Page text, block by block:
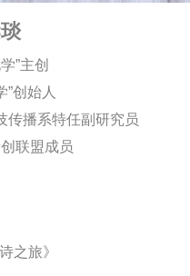
”主创
”创始人
传播系特任副研究员
联盟成员
之旅》